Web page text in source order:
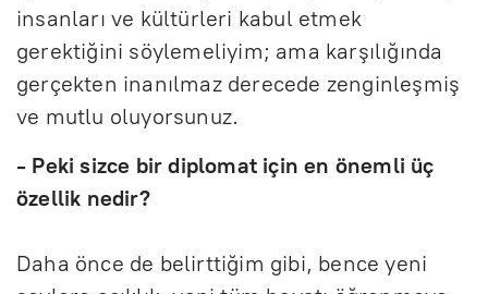
insanları ve kültürleri kabul etmek
gerektiğini söylemeliyim; ama karşılığında
gerçekten inanılmaz derecede zenginleşmiş
ve mutlu oluyorsunuz.
- Peki sizce bir diplomat için en önemli üç
özellik nedir?
Daha önce de belirttiğim gibi, bence yeni